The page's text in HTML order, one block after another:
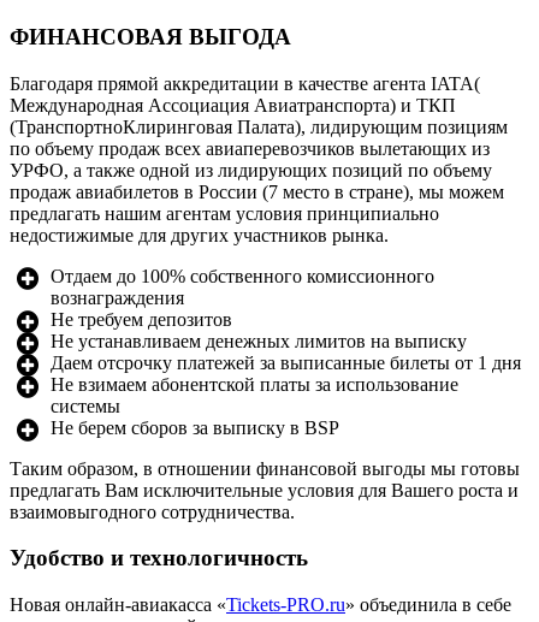
ФИНАНСОВАЯ ВЫГОДА
Благодаря прямой аккредитации в качестве агента IATA(
Международная Ассоциация Авиатранспорта) и ТКП
(ТранспортноКлиринговая Палата), лидирующим позициям
по объему продаж всех авиаперевозчиков вылетающих из
УРФО, а также одной из лидирующих позиций по объему
продаж авиабилетов в России (7 место в стране), мы можем
предлагать нашим агентам условия принципиально
недостижимые для других участников рынка.
Отдаем до 100% собственного комиссионного
вознаграждения
Не требуем депозитов
Не устанавливаем денежных лимитов на выписку
Даем отсрочку платежей за выписанные билеты от 1 дня
Не взимаем абонентской платы за использование
системы
Не берем сборов за выписку в BSP
Таким образом, в отношении финансовой выгоды мы готовы
предлагать Вам исключительные условия для Вашего роста и
взаимовыгодного сотрудничества.
Удобство и технологичность
Новая онлайн-авиакасса «Tickets-PRO.ru» объединила в себе